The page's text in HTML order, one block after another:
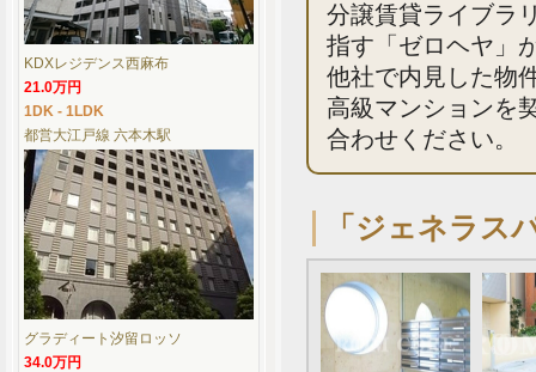
分譲賃貸ライブラ
指す「ゼロヘヤ」
他社で内見した物
高級マンションを
合わせください。
「ジェネラス
KDXレジデンス西麻布
21.0万円
1DK - 1LDK
都営大江戸線 六本木駅
グラディート汐留ロッソ
34.0万円